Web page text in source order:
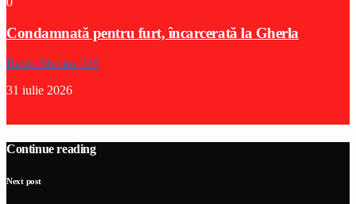
Condamnată pentru furt, încarcerată la Gherla
Radio Medias 725
31 iulie 2026
Continue reading
Next post